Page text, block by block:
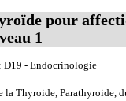
pour
1
D19 - Endocrinologie
Thyroide, Parathyroide,